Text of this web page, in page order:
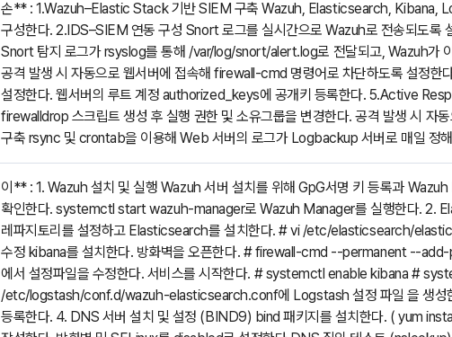
손** : 1.Wazuh–Elastic Stack 기반 SIEM 구축 Wazuh, Elasticsearch, Kibana,
구성한다. 2.IDS–SIEM 연동 구성 Snort 로그를 실시간으로 Wazuh로 전송되도
Snort 탐지 로그가 rsyslog를 통해 /var/log/snort/alert.log로 전달되고, Wazuh가
공격 발생 시 자동으로 웹서버에 접속해 firewall-cmd 명령어로 차단하도록 설정
설정한다. 웹서버의 루트 계정 authorized_keys에 공개키 등록한다. 5.Active
firewalldrop 스크립트 생성 후 실행 권한 및 소유그룹을 변경한다. 공격 발생 시 자
구축 rsync 및 crontab을 이용해 Web 서버의 로그가 Logbackup 서버로 매일 정
이** : 1. Wazuh 설치 및 실행 Wazuh 서버 설치를 위해 GpG서명 키 등록과
확인한다. systemctl start wazuh-manager로 Wazuh Manager를 실행한다. 2.
레파지토리를 설정하고 Elasticsearch를 설치한다. # vi /etc/elasticsearch/
수정 kibana를 설치한다. 방화벽을 오픈한다. # firewall-cmd --permanent --
에서 설정파일을 수정한다. 서비스를 시작한다. # systemctl enable kibana #
/etc/logstash/conf.d/wazuh-elasticsearch.conf에 Logstash 설정 파일 을 생
등록한다. 4. DNS 서버 설치 및 설정 (BIND9) bind 패키지를 설치한다. ( yum